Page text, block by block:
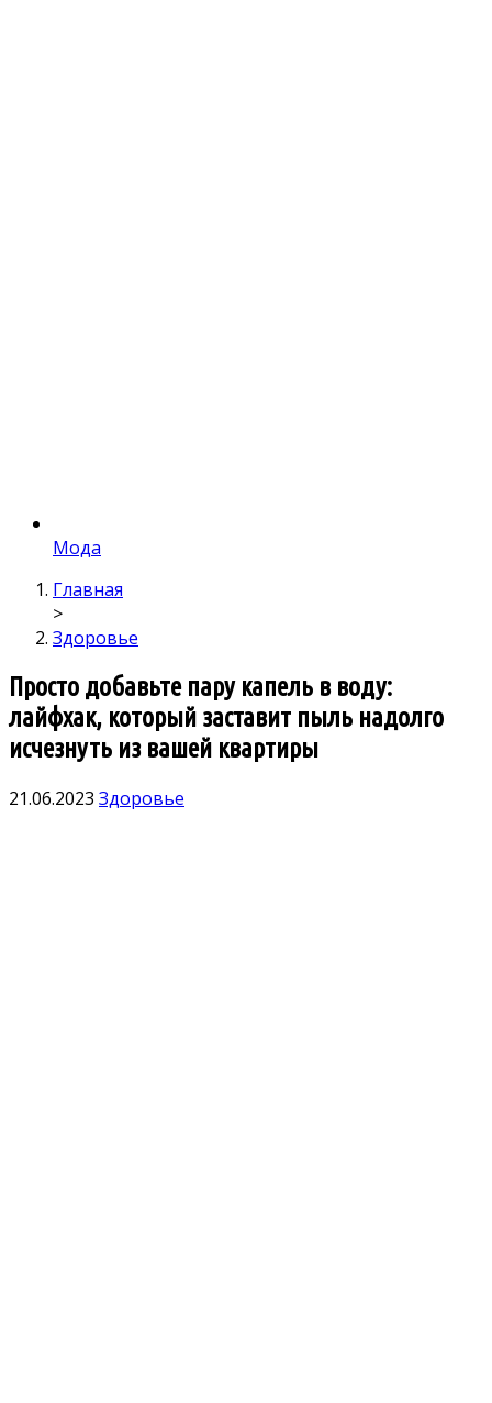
Мода
Главная
>
Здоровье
Просто добавьте пару капель в воду:
лайфхак, который заставит пыль надолго
исчезнуть из вашей квартиры
21.06.2023 Здоровье